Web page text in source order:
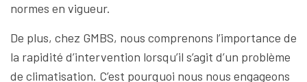
normes en vigueur.
De plus, chez GMBS, nous comprenons l’importance de
la rapidité d’intervention lorsqu’il s’agit d’un problème
de climatisation. C’est pourquoi nous nous engageons